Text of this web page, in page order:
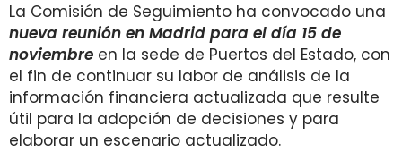
La Comisión de Seguimiento ha convocado una
nueva reunión en Madrid para el día 15 de
noviembre en la sede de Puertos del Estado, con
el fin de continuar su labor de análisis de la
información financiera actualizada que resulte
útil para la adopción de decisiones y para
elaborar un escenario actualizado.